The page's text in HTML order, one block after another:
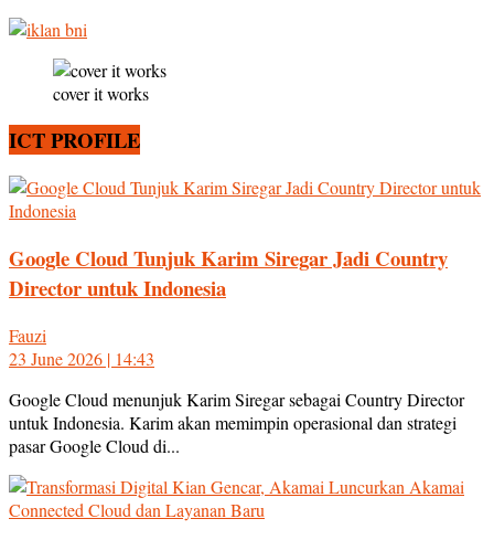
cover it works
ICT PROFILE
Google Cloud Tunjuk Karim Siregar Jadi Country
Director untuk Indonesia
Fauzi
23 June 2026 | 14:43
Google Cloud menunjuk Karim Siregar sebagai Country Director
untuk Indonesia. Karim akan memimpin operasional dan strategi
pasar Google Cloud di...